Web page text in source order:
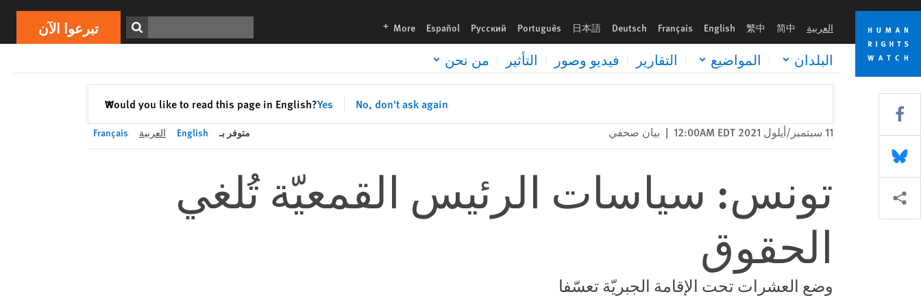
Skip
cookie
privacy
notice
Skip
main
content
العربية 简中
繁中
English
Français
Deutsch
日本語
Português
Русский
Español
More
languages تبرعوا الآن
البلدان المواضيع التقارير فيديو وصور التأثير من نحن
Would you like to read this page in English?Yes No, don't ask again
✕إغلاق
Print تبرعوا الآن
11 سبتمبر/أيلول 2021 12:00AM EDT | بيان صحفي متوفر بـ English العربية Français
تونس: سياسات الرئيس القمعيّة تُلغي
الحقوق
وضع العشرات تحت الإقامة الجبريّة تعسّفا
Share this via Facebook
Share this via Bluesky
Share this via مشاركة